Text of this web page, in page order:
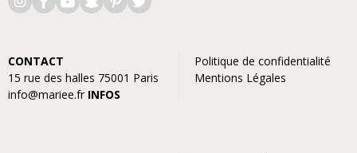
CONTACT
15 rue des halles 75001 Paris
info@mariee.fr INFOS
Politique de confidentialité
Mentions Légales